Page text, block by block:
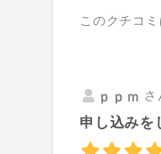
このクチコ
ｐｐｍ
申し込みを